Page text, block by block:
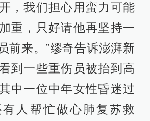
，我们担心用蛮力可能
重，只好请他再坚持一
前来。”缪奇告诉澎湃新
到一些重伤员被抬到高
中一位中年女性昏迷过
人帮忙做心肺复苏救